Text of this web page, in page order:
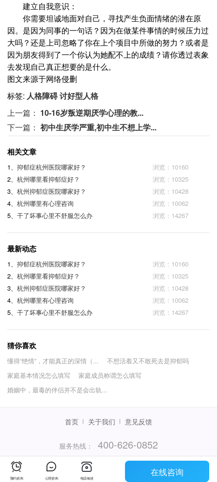
建立自我意识：
你需要坦诚地面对自己，寻找产生负面情绪的潜在原
因。是因为同事的一句话？因为在做某件事情的时候压力过
大吗？还是上司忽略了你在上个项目中所做的努力？或者是
因为朋友得到了一个你认为她配不上的成绩？请你透过表象
去发现自己真正想要的是什么。
图文来源于网络侵删
标签: 人格障碍讨好型人格
上一篇： 10-16岁叛逆期厌学心理的教...
下一篇： 初中生厌学严重,初中生不想上学...
相关文章
1、 抑郁症杭州医院哪家好？
浏览：10160
2、 杭州哪里看抑郁症好？
浏览：10325
3、 杭州抑郁症医院哪家好？
浏览：10428
4、 杭州哪里有心理咨询
浏览：10062
5、 干了坏事心里不舒服怎么办 浏览：14267
最新动态
1、 抑郁症杭州医院哪家好？
浏览：10160
2、 杭州哪里看抑郁症好？
浏览：10325
3、 杭州抑郁症医院哪家好？
浏览：10428
4、 杭州哪里有心理咨询
浏览：10062
5、 干了坏事心里不舒服怎么办 浏览：14267
猜你喜欢
懂得“绝情”，才能真正的深情（...
不想活着又不敢死去是抑郁吗
家庭基本情况怎么填写
家庭成员称谓怎么填写
婚姻中，最毒的伴侣并不是会出轨...
预约咨询 心理咨询 电话倾述
在线咨询
首页 关于我们 意见反馈
服务热线： 400-626-0852
（服务时间：当日08:00-次日02:00）
© 2015 - 2026杭州袋虎信息技术有限公司